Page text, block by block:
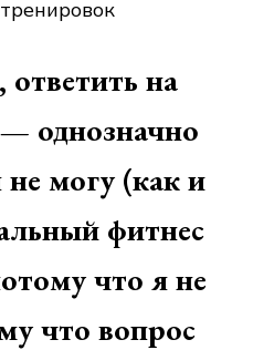
на
однозначно
могу (как и
фитнес
что я не
что вопрос